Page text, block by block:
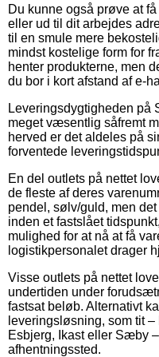
Du kunne også prøve at
eller ud til dit arbejdes
til en smule mere
mindst kostelige form for
henter produkterne, men
du bor i kort afstand af e-
Leveringsdygtigheden
meget væsentlig såfremt
herved er det aldeles på
forventede
En del outlets på nettet
de fleste af deres
pendel, sølv/guld, men
inden et fastslået
mulighed for at nå at få
logistikpersonalet drager
Visse outlets på nettet
undertiden under
fastsat beløb. Alternativt
leveringsløsning, som tit
Esbjerg, Ikast eller Sæby
afhentningssted.